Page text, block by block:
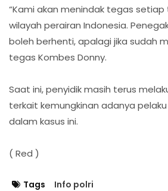
“Kami akan menindak tegas
wilayah perairan Indonesia.
boleh berhenti, apalagi jika sudah
tegas Kombes Donny.
Saat ini, penyidik masih terus
terkait kemungkinan adanya
dalam kasus ini.
( Red )
Tags Info polri